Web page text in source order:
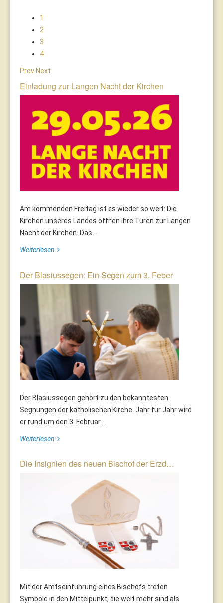
1
2
3
4
Prev Next
Einladung zur Langen Nacht der Kirchen
Am kommenden Freitag ist es wieder so weit: Die
Kirchen unseres Landes öffnen ihre Türen zur Langen
Nacht der Kirchen. Das...
Weiterlesen
Der Blasiussegen: Ein Segen zum 3. Feber
Der Blasiussegen gehört zu den bekanntesten
Segnungen der katholischen Kirche. Jahr für Jahr wird
er rund um den 3. Februar...
Weiterlesen
Die Insignien des neuen Bischof der Erzd…
Mit der Amtseinführung eines Bischofs treten
Symbole in den Mittelpunkt, die weit mehr sind als